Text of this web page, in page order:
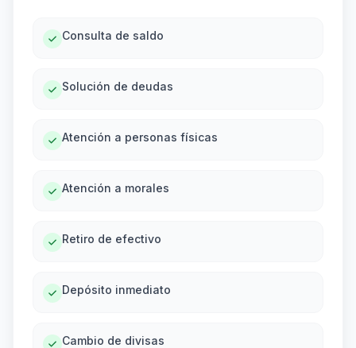
Consulta de saldo
Solución de deudas
Atención a personas físicas
Atención a morales
Retiro de efectivo
Depósito inmediato
Cambio de divisas